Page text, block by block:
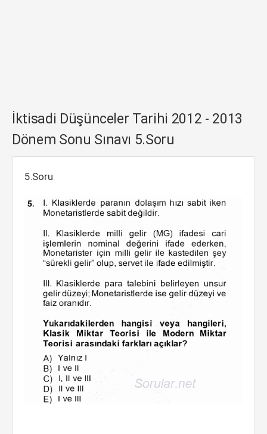
İktisadi Düşünceler Tarihi 2012 - 2013
Dönem Sonu Sınavı 5.Soru
5.Soru